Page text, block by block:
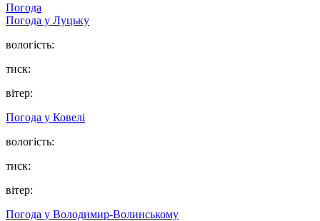
Погода
Погода у Луцьку
вологість:
тиск:
вітер:
Погода у Ковелі
вологість:
тиск:
вітер:
Погода у Володимир-Волинському